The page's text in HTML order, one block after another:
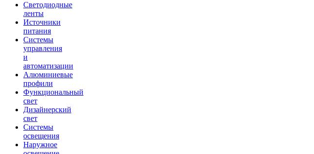
Светодиодные
ленты
Источники
питания
Системы
управления
и
автоматизации
Алюминиевые
профили
Функциональный
свет
Дизайнерский
свет
Системы
освещения
Наружное